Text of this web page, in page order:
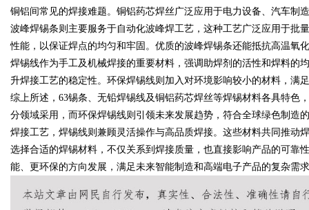
Bo
铜铝间常见的焊接难题。铜铝药芯焊丝广泛应用于电力设备、汽车制
波峰焊锡条则主要服务于自动化波峰焊工艺，这种工艺广泛应用于批
性能，以保证焊点的均匀和牢固。优质的波峰焊锡条还能抵抗高温氧
焊锡线作为手工及机械焊接的重要材料，强调助焊剂的活性和焊料的
升焊接工艺的稳定性。环保焊锡线则加入对环境影响较小的材料，满
综上所述，63锡条、无铅焊锡线及铜铝药芯焊丝等焊锡材料各具特色
分领域采用，而环保焊锡线则引领未来发展趋势，符合全球绿色制造
焊接工艺，焊锡线则兼顾灵活操作与高品质焊接。这些材料共同推动
选择合适的焊锡材料，不仅关系到焊接质量，也直接影响产品的可靠
能、更环保的方向发展，满足未来智能制造和高端电子产品的复杂需